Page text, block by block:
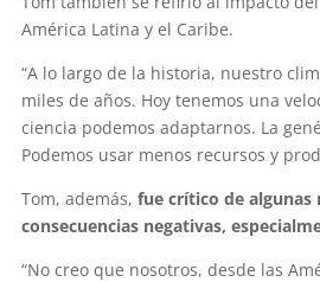
América Latina y el Caribe.
“A lo largo de la historia, nuestro
miles de años. Hoy tenemos una
ciencia podemos adaptarnos. La
Podemos usar menos recursos y
Tom, además,fue crítico de
consecuencias negativas,
“No creo que nosotros, desde las